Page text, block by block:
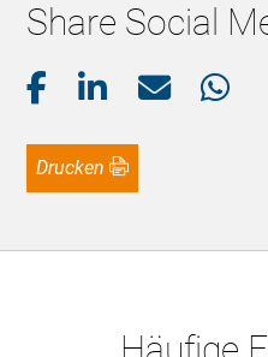
Share Social
Drucken